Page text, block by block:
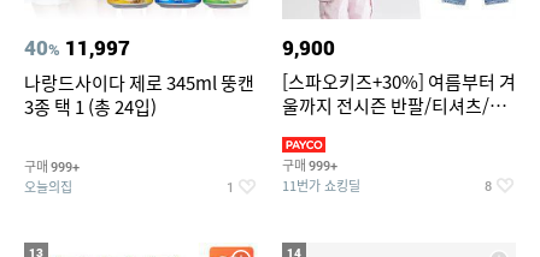
40% 11,997
나랑드사이다 제로 345ml 뚱캔
3종 택 1 (총 24입)
구매 999+
오늘의집 1
9,900
[스파오키즈+30%] 여름부터 겨
울까지 전시즌 반팔/티셔츠/셋
구매 999+
11번가 쇼킹딜 8
13 14